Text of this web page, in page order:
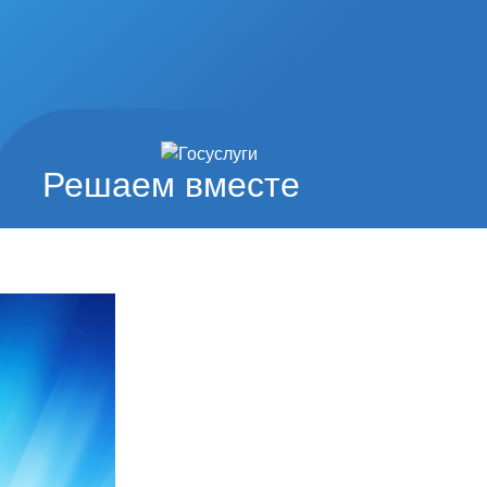
Решаем вместе